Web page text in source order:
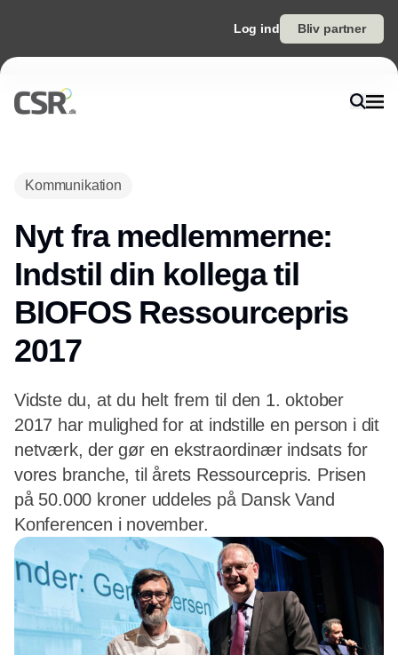
Log ind Bliv partner
Kommunikation
Nyt fra medlemmerne:
Indstil din kollega til
BIOFOS Ressourcepris
2017
Vidste du, at du helt frem til den 1. oktober
2017 har mulighed for at indstille en person i dit
netværk, der gør en ekstraordinær indsats for
vores branche, til årets Ressourcepris. Prisen
på 50.000 kroner uddeles på Dansk Vand
Konferencen i november.